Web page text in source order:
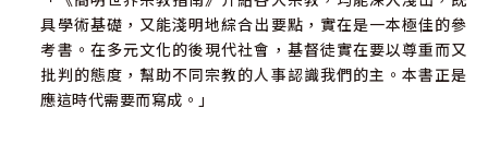
具學術基礎，又能淺明地綜合出要點，實在是一本極佳的參
考書。在多元文化的後現代社會，基督徒實在要以尊重而又
批判的態度，幫助不同宗教的人事認識我們的主。本書正是
應這時代需要而寫成。」